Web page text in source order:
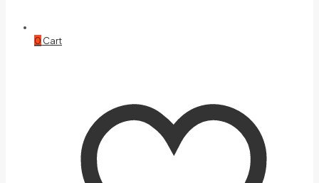
0 Cart